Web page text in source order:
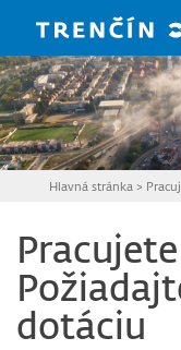
Hlavná stránka >
dotáciu